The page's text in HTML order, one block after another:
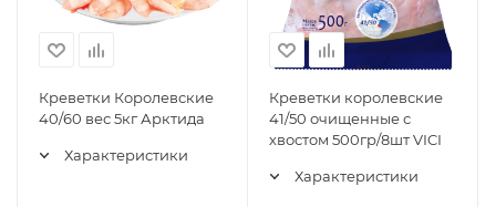
Креветки Королевские
40/60 вес 5кг Арктида
Характеристики
Креветки королевские
41/50 очищенные с
хвостом 500гр/8шт VICI
Характеристики